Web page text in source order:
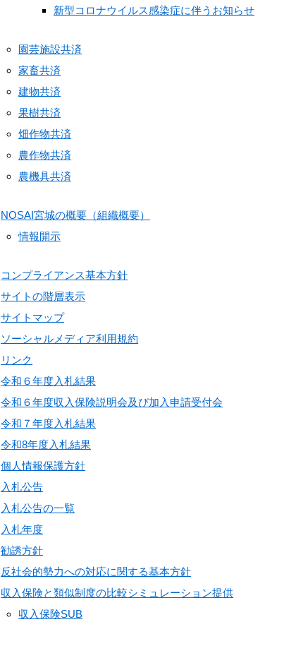
新型コロナウイルス感染症に伴うお知らせ
園芸施設共済
家畜共済
建物共済
果樹共済
畑作物共済
農作物共済
農機具共済
NOSAI宮城の概要（組織概要）
情報開示
コンプライアンス基本方針
サイトの階層表示
サイトマップ
ソーシャルメディア利用規約
リンク
令和６年度入札結果
令和６年度収入保険説明会及び加入申請受付会
令和７年度入札結果
令和8年度入札結果
個人情報保護方針
入札公告
入札公告の一覧
入札年度
勧誘方針
反社会的勢力への対応に関する基本方針
収入保険と類似制度の比較シミュレーション提供
収入保険SUB